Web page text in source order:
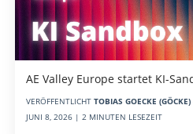
AE Valley Europe startet KI-
VERÖFFENTLICHT TOBIAS GOECKE
JUNI 8, 2026 | 2 MINUTEN LESEZEIT